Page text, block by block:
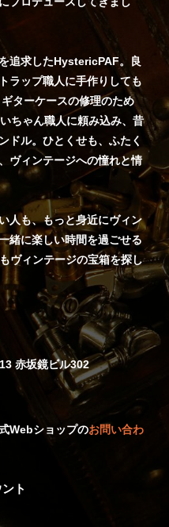
追求したHystericPAF。良
ラップ職人に手作りしても
ターケースの修理のため
ちゃん職人に頼み込み、昔
ドル。ひとくせも、ふたく
ヴィンテージへの憧れと情
人も、もっと身近にヴィン
緒に楽しい時間を過ごせる
ヴィンテージの宝箱を探し
赤坂鏡ビル302
Webショップのお問い合わ
ト